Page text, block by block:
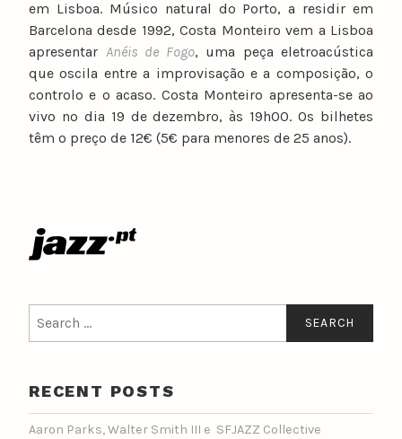
em Lisboa. Músico natural do Porto, a residir em
Barcelona desde 1992, Costa Monteiro vem a Lisboa
apresentar Anéis de Fogo, uma peça eletroacústica
que oscila entre a improvisação e a composição, o
controlo e o acaso. Costa Monteiro apresenta-se ao
vivo no dia 19 de dezembro, às 19h00. Os bilhetes
têm o preço de 12€ (5€ para menores de 25 anos).
for:
RECENT POSTS
Aaron Parks, Walter Smith III e SFJAZZ Collective